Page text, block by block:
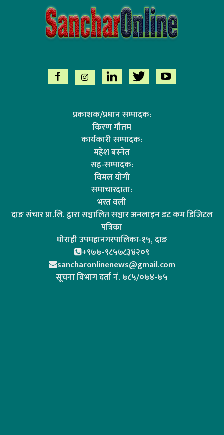
प्रकाशक/प्रधान सम्पादक:
किरण गौतम
कार्यकारी सम्पादक:
महेश बस्नेत
सह-सम्पादक:
विमल योगी
समाचारदाता:
भरत वली
दाङ संचार प्रा.लि. द्वारा सञ्चालित सञ्चार अनलाइन डट कम डिजिटल
पत्रिका
घोराही उपमहानगरपालिका-१५, दाङ
+९७७-९८५७८३४२०९
sancharonlinenews@gmail.com
सूचना विभाग दर्ता न‌ं. ७८५/०७४-७५